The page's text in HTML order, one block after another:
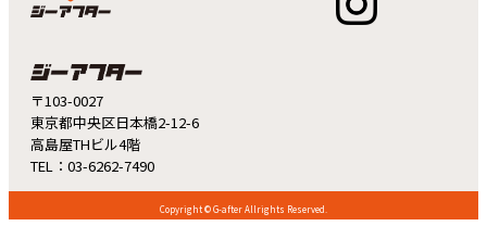
〒103-0027
東京都中央区日本橋2-12-6
高島屋THビル4階
TEL：03-6262-7490
Copyright © G-after Allrights Reserved.